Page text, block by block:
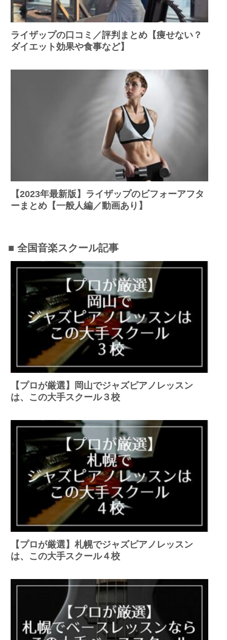
ライザップの口コミ／評判まとめ【痩せない？
ダイエット効果や食事など】
【2023年最新版】ライザップのビフォーアフタ
ーまとめ【一般人編／動画あり】
■ 全国音楽スクール記事
【プロが厳選】岡山でジャズピアノレッスン
は、この大手スクール３校
【プロが厳選】札幌でジャズピアノレッスン
は、この大手スクール４校